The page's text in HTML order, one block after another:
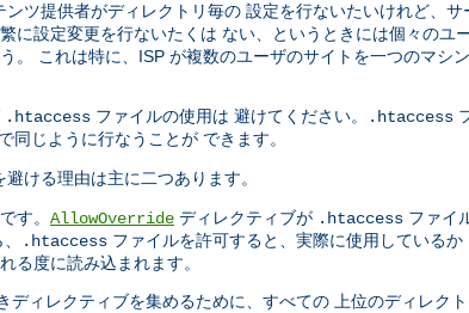
ンツ提供者がディレクトリ毎の 設定を行ないたいけれど、
に設定変更を行ないたくは ない、というときには個々のユ
。 これは特に、ISP が複数のユーザのサイトを一つのマ
.htaccess ファイルの使用は 避けてください。 .htaccess
同じように行なうことが できます。
ける理由は主に二つあります。
す。 AllowOverride ディレクティブが .htaccess ファイ
.htaccess ファイルを許可すると、実際に使用している
る度に読み込まれます。
ディレクティブを集めるために、すべての 上位のディレク